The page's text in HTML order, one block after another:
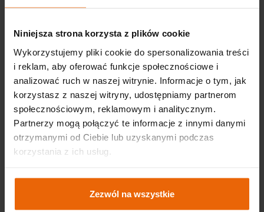
Niniejsza strona korzysta z plików cookie
Wykorzystujemy pliki cookie do spersonalizowania treści
i reklam, aby oferować funkcje społecznościowe i
analizować ruch w naszej witrynie. Informacje o tym, jak
korzystasz z naszej witryny, udostępniamy partnerom
społecznościowym, reklamowym i analitycznym.
Partnerzy mogą połączyć te informacje z innymi danymi
otrzymanymi od Ciebie lub uzyskanymi podczas
korzystania z ich usług.
Zezwól na wszystkie